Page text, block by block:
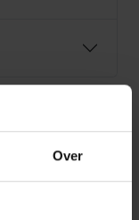
Over
ROSE
€129,00O
€88,00H